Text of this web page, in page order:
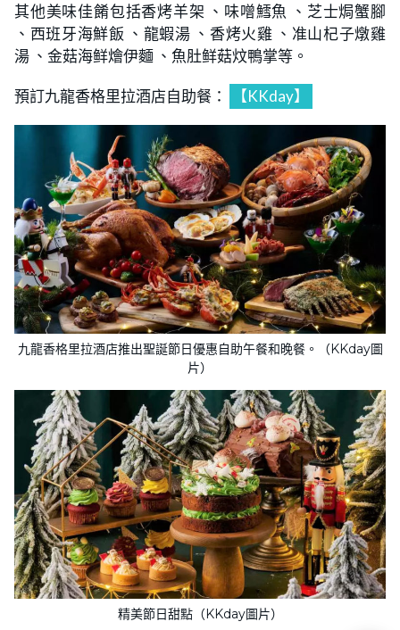
其他美味佳餚包括香烤羊架 、味噌鱈魚 、芝士焗蟹腳
、西班牙海鮮飯 、龍蝦湯 、香烤火雞 、准山杞子燉雞
湯 、金菇海鲜燴伊麵 、魚肚鲜菇炆鴨掌等。
預訂九龍香格里拉酒店自助餐： 【KKday】
九龍香格里拉酒店推出聖誕節日優惠自助午餐和晚餐。（KKday圖
片）
精美節日甜點（KKday圖片）